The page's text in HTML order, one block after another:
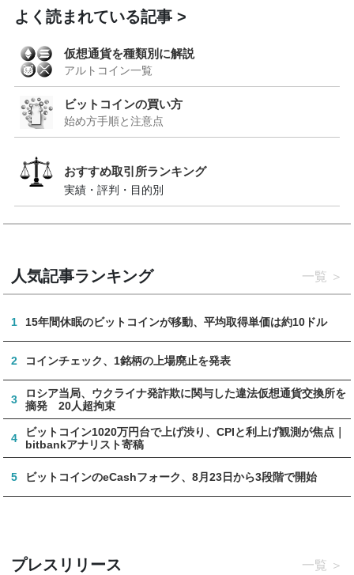
よく読まれている記事
仮想通貨を種類別に解説
アルトコイン一覧
ビットコインの買い方
始め方手順と注意点
おすすめ取引所ランキング
実績・評判・目的別
人気記事ランキング 一覧
1 15年間休眠のビットコインが移動、平均取得単価は約10ドル
2 コインチェック、1銘柄の上場廃止を発表
3
ロシア当局、ウクライナ発詐欺に関与した違法仮想通貨交換所を
摘発 20人超拘束
4
ビットコイン1020万円台で上げ渋り、CPIと利上げ観測が焦点｜
bitbankアナリスト寄稿
5 ビットコインのeCashフォーク、8月23日から3段階で開始
プレスリリース 一覧